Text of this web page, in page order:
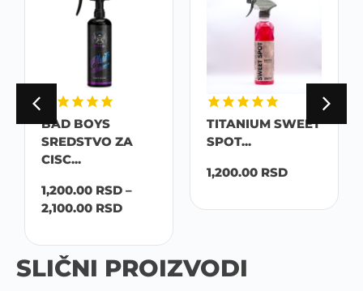
BAD BOYS
SREDSTVO ZA
CISC...
1,200.00 RSD –
2,100.00 RSD
TITANIUM SWEET
SPOT...
1,200.00 RSD
SLIČNI PROIZVODI